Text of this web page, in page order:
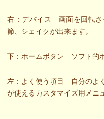
右：デバイス 画面を回転さ
節、シェイクが出来ます。
下：ホームボタン ソフト的
左：よく使う項目 自分のよ
が使えるカスタマイズ用メニ